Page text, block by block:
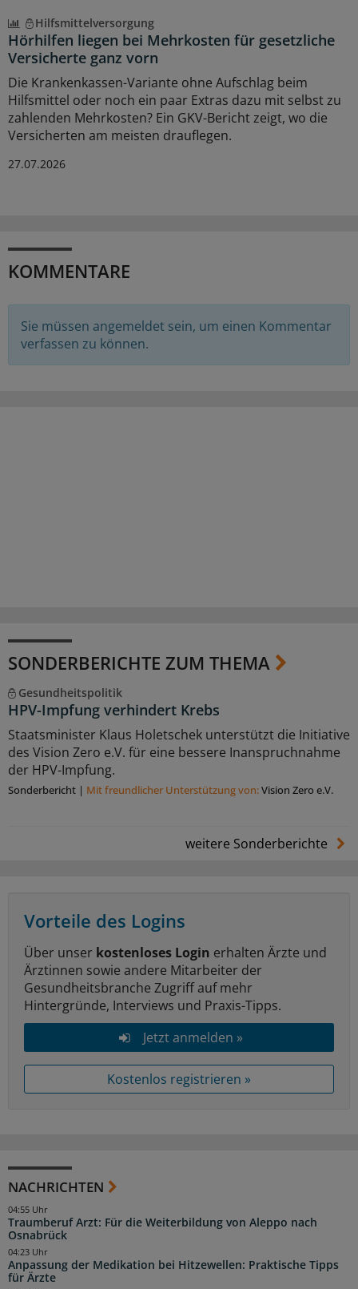
Hilfsmittelversorgung
Hörhilfen liegen bei Mehrkosten für gesetzliche
Versicherte ganz vorn
Die Krankenkassen-Variante ohne Aufschlag beim
Hilfsmittel oder noch ein paar Extras dazu mit selbst zu
zahlenden Mehrkosten? Ein GKV-Bericht zeigt, wo die
Versicherten am meisten drauflegen.
27.07.2026
KOMMENTARE
Sie müssen angemeldet sein, um einen Kommentar
verfassen zu können.
SONDERBERICHTE ZUM THEMA
Gesundheitspolitik
HPV-Impfung verhindert Krebs
Staatsminister Klaus Holetschek unterstützt die Initiative
des Vision Zero e.V. für eine bessere Inanspruchnahme
der HPV-Impfung.
Sonderbericht | Mit freundlicher Unterstützung von:Vision Zero e.V.
weitere Sonderberichte
Vorteile des Logins
Über unser kostenloses Login erhalten Ärzte und
Ärztinnen sowie andere Mitarbeiter der
Gesundheitsbranche Zugriff auf mehr
Hintergründe, Interviews und Praxis-Tipps.
Jetzt anmelden »
Kostenlos registrieren »
NACHRICHTEN
Traumberuf Arzt: Für die Weiterbildung von Aleppo nach
Osnabrück
04:55 Uhr
Anpassung der Medikation bei Hitzewellen: Praktische Tipps
für Ärzte
04:23 Uhr